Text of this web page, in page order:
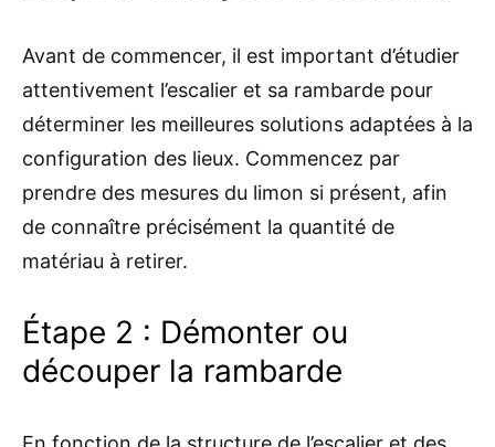
Avant de commencer, il est important d’étudier
attentivement l’escalier et sa rambarde pour
déterminer les meilleures solutions adaptées à la
configuration des lieux. Commencez par
prendre des mesures du limon si présent, afin
de connaître précisément la quantité de
matériau à retirer.
Étape 2 : Démonter ou
découper la rambarde